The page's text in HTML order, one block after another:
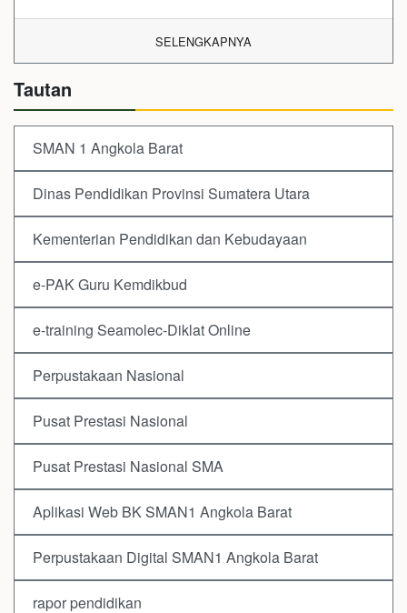
SELENGKAPNYA
Tautan
SMAN 1 Angkola Barat
Dinas Pendidikan Provinsi Sumatera Utara
Kementerian Pendidikan dan Kebudayaan
e-PAK Guru Kemdikbud
e-training Seamolec-Diklat Online
Perpustakaan Nasional
Pusat Prestasi Nasional
Pusat Prestasi Nasional SMA
Aplikasi Web BK SMAN1 Angkola Barat
Perpustakaan Digital SMAN1 Angkola Barat
rapor pendidikan